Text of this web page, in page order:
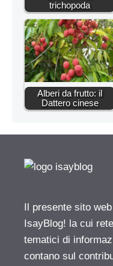
trichopoda
Alberi da frutto: il
Dattero cinese
Il presente sito
IsayBlog! la cui
tematici di
contano sul